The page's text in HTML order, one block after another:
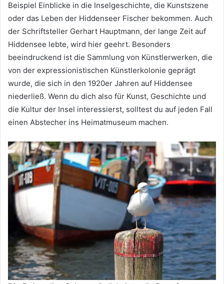
Beispiel Einblicke in die Inselgeschichte, die Kunstszene
oder das Leben der Hiddenseer Fischer bekommen. Auch
der Schriftsteller Gerhart Hauptmann, der lange Zeit auf
Hiddensee lebte, wird hier geehrt. Besonders
beeindruckend ist die Sammlung von Künstlerwerken, die
von der expressionistischen Künstlerkolonie geprägt
wurde, die sich in den 1920er Jahren auf Hiddensee
niederließ. Wenn du dich also für Kunst, Geschichte und
die Kultur der Insel interessierst, solltest du auf jeden Fall
einen Abstecher ins Heimatmuseum machen.